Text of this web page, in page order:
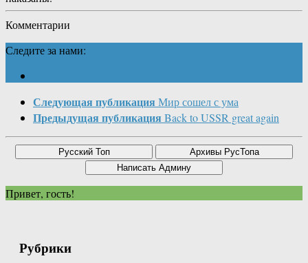
Комментарии
Следите за нами:
Следующая публикация Мир сошел с ума
Предыдущая публикация Back to USSR great again
Привет, гость!
Рубрики